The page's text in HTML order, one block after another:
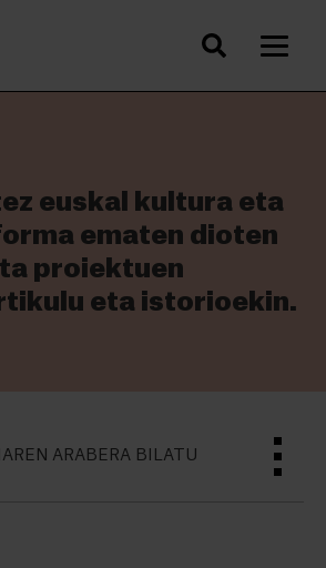
euskal kultura eta
ematen dioten
proiektuen
eta istorioekin.
ARABERA BILATU